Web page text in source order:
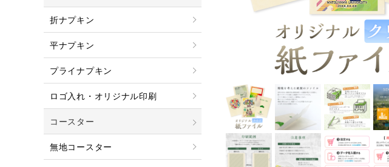
折ナプキン
平ナプキン
プライナプキン
ロゴ入れ・オリジナル印刷
コースター
無地コースター